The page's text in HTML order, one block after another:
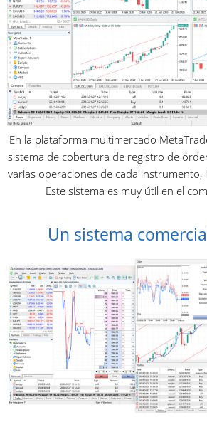
En la plataforma multimercado
sistema de cobertura de registro de
varias operaciones de cada instrumento,
Este sistema es muy útil en el
Un sistema